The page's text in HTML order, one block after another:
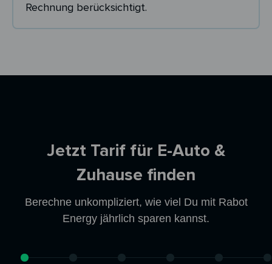
Rechnung berücksichtigt.
Jetzt Tarif für E-Auto &
Zuhause finden
Berechne unkompliziert, wie viel Du mit Rabot
Energy jährlich sparen kannst.